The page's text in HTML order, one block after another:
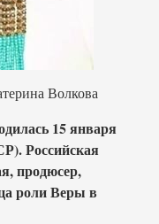
15 января
Российская
продюсер,
роли Веры в